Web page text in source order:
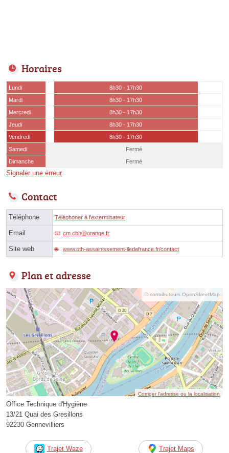
Horaires
Lundi
8h30 - 17h30
Mardi
8h30 - 17h30
Mercredi
8h30 - 17h30
Jeudi
8h30 - 17h30
Vendredi
8h30 - 17h30
Samedi
Fermé
Dimanche
Fermé
Signaler une erreur
Contact
Téléphone Téléphoner à l'exterminateur
Email cm.cbhⓐorange.fr
Site web www.oth-assainissement-iledefrance.fr/contact
Plan et adresse
© contributeurs OpenStreetMap
Corriger l’adresse ou la localisation
Office Technique d'Hygiène
13/21 Quai des Gresillons
92230 Gennevilliers
Trajet Waze Trajet Maps